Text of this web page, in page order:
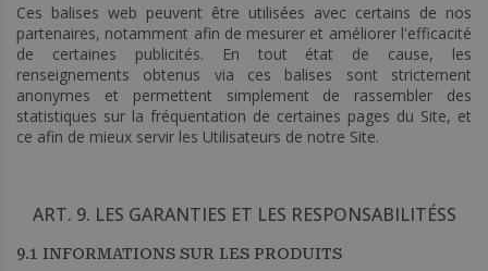
Ces balises web peuvent être utilisées avec certains de nos
partenaires, notamment afin de mesurer et améliorer l'efficacité
de certaines publicités. En tout état de cause, les
renseignements obtenus via ces balises sont strictement
anonymes et permettent simplement de rassembler des
statistiques sur la fréquentation de certaines pages du Site, et
ce afin de mieux servir les Utilisateurs de notre Site.
ART. 9. LES GARANTIES ET LES RESPONSABILITÉSS
9.1 INFORMATIONS SUR LES PRODUITS